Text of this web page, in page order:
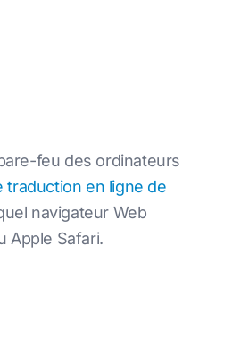
feu des ordinateurs
traduction en ligne de
navigateur Web
Apple Safari.